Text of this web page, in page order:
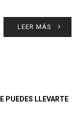
LEER MÁS
PUEDES LLEVARTE